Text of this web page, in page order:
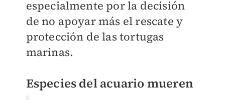
especialmente por la decisión
de no apoyar más el rescate y
protección de las tortugas
marinas.
Especies del acuario mueren